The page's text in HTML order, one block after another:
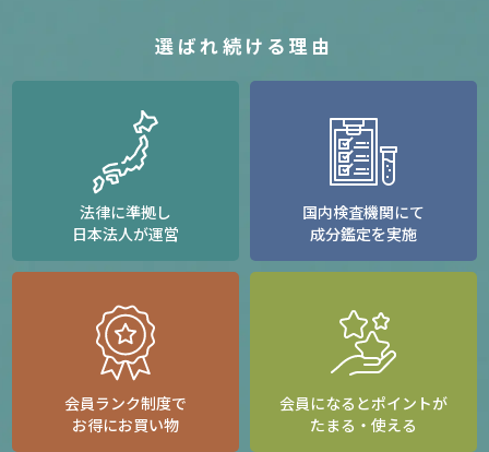
選ばれ続ける理由
法律に準拠し
日本法人が運営
国内検査機関にて
成分鑑定を実施
会員ランク制度で
お得にお買い物
会員になるとポイントが
たまる・使える